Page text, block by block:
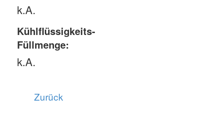
k.A.
Kühlflüssigkeits-
Füllmenge:
k.A.
Zurück